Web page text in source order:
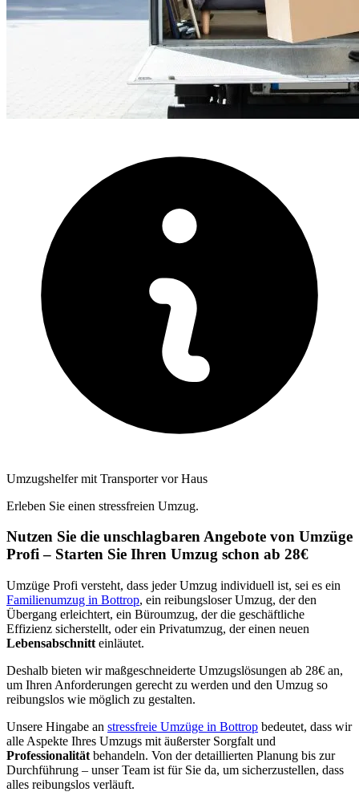
Umzugshelfer mit Transporter vor Haus
Erleben Sie einen stressfreien Umzug.
Nutzen Sie die unschlagbaren Angebote von Umzüge
Profi – Starten Sie Ihren Umzug schon ab 28€
Umzüge Profi versteht, dass jeder Umzug individuell ist, sei es ein
Familienumzug in Bottrop, ein reibungsloser Umzug, der den
Übergang erleichtert, ein Büroumzug, der die geschäftliche
Effizienz sicherstellt, oder ein Privatumzug, der einen neuen
Lebensabschnitt einläutet.
Deshalb bieten wir maßgeschneiderte Umzugslösungen ab 28€ an,
um Ihren Anforderungen gerecht zu werden und den Umzug so
reibungslos wie möglich zu gestalten.
Unsere Hingabe an stressfreie Umzüge in Bottrop bedeutet, dass wir
alle Aspekte Ihres Umzugs mit äußerster Sorgfalt und
Professionalität behandeln. Von der detaillierten Planung bis zur
Durchführung – unser Team ist für Sie da, um sicherzustellen, dass
alles reibungslos verläuft.